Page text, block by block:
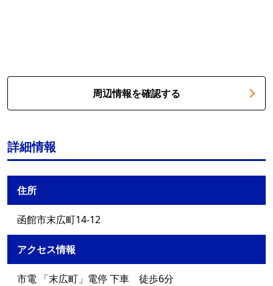
周辺情報を確認する
詳細情報
住所
函館市末広町14-12
アクセス情報
市電 「末広町」電停 下車 徒歩6分